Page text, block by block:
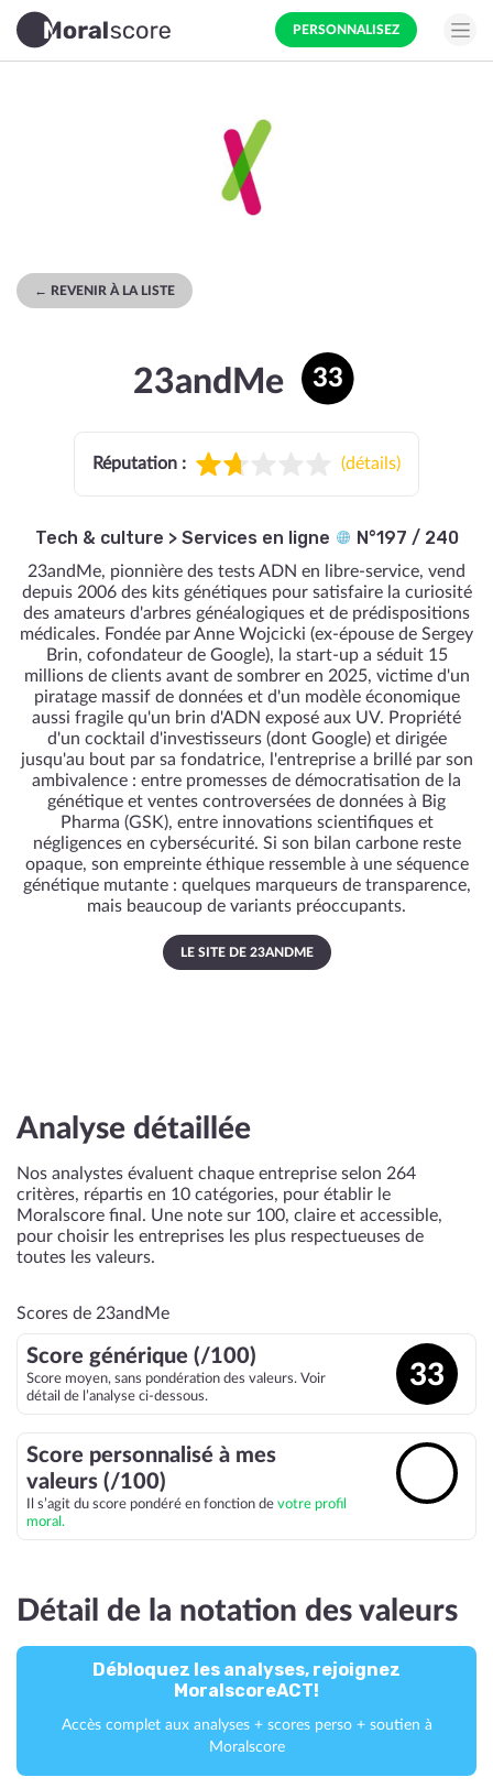
PERSONNALISEZ
← REVENIR À LA LISTE
23andMe 33
Réputation : (détails)
Tech & culture > Services en ligne N°197 / 240
23andMe, pionnière des tests ADN en libre-service, vend
depuis 2006 des kits génétiques pour satisfaire la curiosité
des amateurs d'arbres généalogiques et de prédispositions
médicales. Fondée par Anne Wojcicki (ex-épouse de Sergey
Brin, cofondateur de Google), la start-up a séduit 15
millions de clients avant de sombrer en 2025, victime d'un
piratage massif de données et d'un modèle économique
aussi fragile qu'un brin d'ADN exposé aux UV. Propriété
d'un cocktail d'investisseurs (dont Google) et dirigée
jusqu'au bout par sa fondatrice, l'entreprise a brillé par son
ambivalence : entre promesses de démocratisation de la
génétique et ventes controversées de données à Big
Pharma (GSK), entre innovations scientifiques et
négligences en cybersécurité. Si son bilan carbone reste
opaque, son empreinte éthique ressemble à une séquence
génétique mutante : quelques marqueurs de transparence,
mais beaucoup de variants préoccupants.
LE SITE DE 23ANDME
Analyse détaillée
Nos analystes évaluent chaque entreprise selon 264
critères, répartis en 10 catégories, pour établir le
Moralscore final. Une note sur 100, claire et accessible,
pour choisir les entreprises les plus respectueuses de
toutes les valeurs.
Scores de 23andMe
Score générique (/100)
Score moyen, sans pondération des valeurs. Voir
détail de l’analyse ci-dessous.
33
Score personnalisé à mes
valeurs (/100)
Il s’agit du score pondéré en fonction de votre profil
moral.
Détail de la notation des valeurs
Débloquez les analyses, rejoignez
MoralscoreACT!
Accès complet aux analyses + scores perso + soutien à
Moralscore